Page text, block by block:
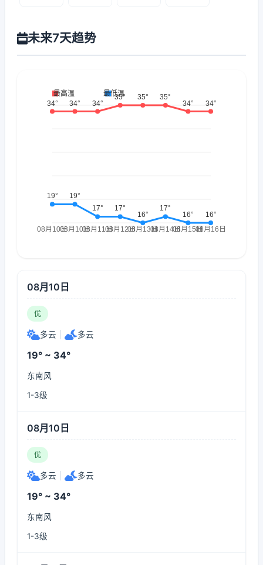
未来7天趋势
08月10日
优
多云 多云
19° ~ 34°
东南风
1-3级
08月10日
优
多云 多云
19° ~ 34°
东南风
1-3级